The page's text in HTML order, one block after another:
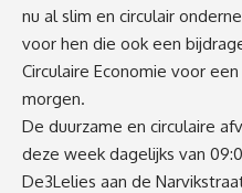
nu al slim en circulair
voor hen die ook een
Circulaire Economie voor
morgen.
De duurzame en circulaire
deze week dagelijks van
De3Lelies aan de